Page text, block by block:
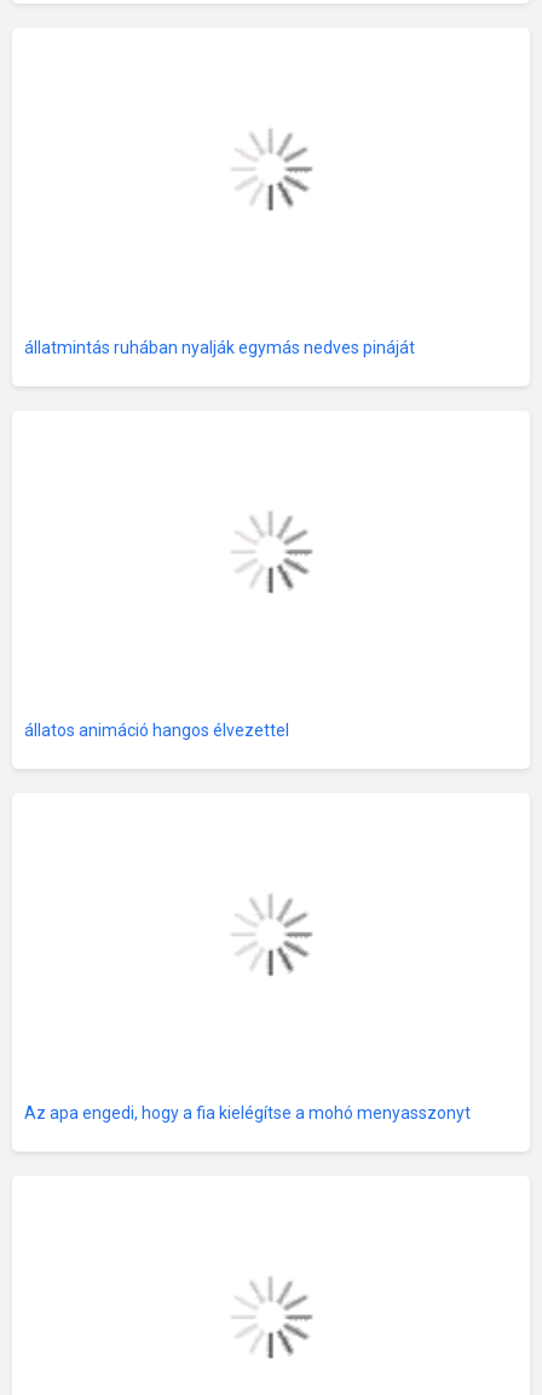
állatmintás ruhában nyalják egymás nedves pináját
állatos animáció hangos élvezettel
Az apa engedi, hogy a fia kielégítse a mohó menyasszonyt